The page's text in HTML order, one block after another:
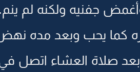
جفنيه ولكنه لم
كما يحب وبعد مده
صلاة العشاء اتصل